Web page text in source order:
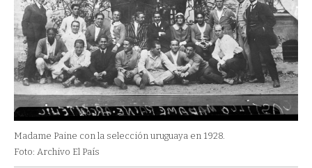
Madame Paine con la selección uruguaya en 1928.
Foto: Archivo El País